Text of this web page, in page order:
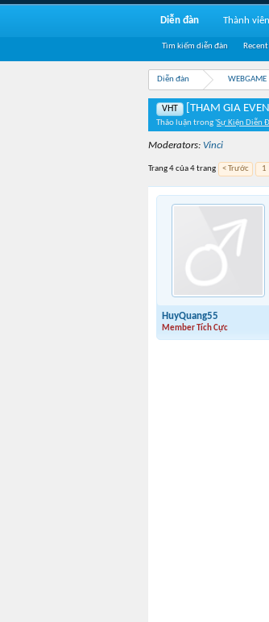
Diễn đàn WEBGAME
VHT [THAM GIA
Thảo luận trong 'Sự Kiện Diễn
Moderators: Vinci
Trang 4 của 4 trang < Trước 1
HuyQuang55
Member Tích Cực
Diễn đàn
Tìm kiếm diễn đàn
Thành viên